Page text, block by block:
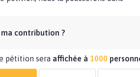
contribution ?
pétition sera affichée à 1000